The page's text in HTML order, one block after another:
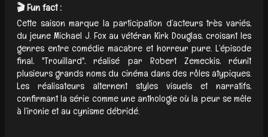
🎬 Fun fact :
Cette saison marque la participation d’acteurs très variés,
du jeune Michael J. Fox au vétéran Kirk Douglas, croisant les
genres entre comédie macabre et horreur pure. L’épisode
final, "Trouillard", réalisé par Robert Zemeckis, réunit
plusieurs grands noms du cinéma dans des rôles atypiques.
Les réalisateurs alternent styles visuels et narratifs,
confirmant la série comme une anthologie où la peur se mêle
à l’ironie et au cynisme débridé.